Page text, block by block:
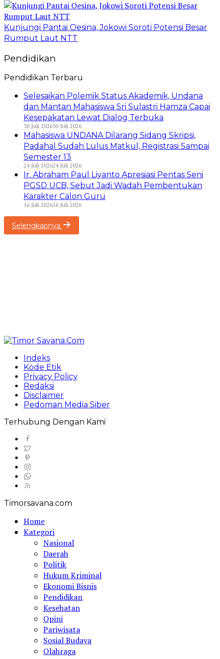
Kunjungi Pantai Oesina, Jokowi Soroti Potensi Besar
Rumput Laut NTT
Pendidikan
Pendidikan Terbaru
Selesaikan Polemik Status Akademik, Undana
dan Mantan Mahasiswa Sri Sulastri Hamza Capai
Kesepakatan Lewat Dialog Terbuka
30 Juli 202630 Juli 2026
Mahasiswa UNDANA Dilarang Sidang Skripsi,
Padahal Sudah Lulus Matkul, Registrasi Sampai
Semester 13
24 Juli 202624 Juli 2026
Ir. Abraham Paul Liyanto Apresiasi Pentas Seni
PGSD UCB, Sebut Jadi Wadah Pembentukan
Karakter Calon Guru
16 Juli 202616 Juli 2026
Selengkapnya
Indeks
Kode Etik
Privacy Policy
Redaksi
Disclaimer
Pedoman Media Siber
Terhubung Dengan Kami
Timorsavana.com
Home
Kategori
Nasional
Daerah
Politik
Hukum Kriminal
Ekonomi Bisnis
Pendidikan
Kesehatan
Opini
Pariwisata
Sosial Budaya
Olahraga